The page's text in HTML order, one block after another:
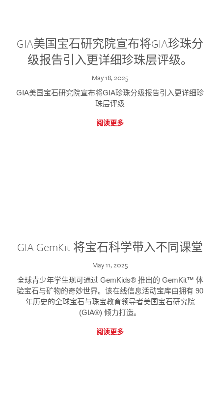
GIA美国宝石研究院宣布将GIA珍珠分
级报告引入更详细珍珠层评级。
May 18, 2025
GIA美国宝石研究院宣布将GIA珍珠分级报告引入更详细珍
珠层评级
阅读更多
GIA GemKit 将宝石科学带入不同课堂
May 11, 2025
全球青少年学生现可通过 GemKids® 推出的 GemKit™ 体
验宝石与矿物的奇妙世界。该在线信息活动宝库由拥有 90
年历史的全球宝石与珠宝教育领导者美国宝石研究院
(GIA®) 倾力打造。
阅读更多